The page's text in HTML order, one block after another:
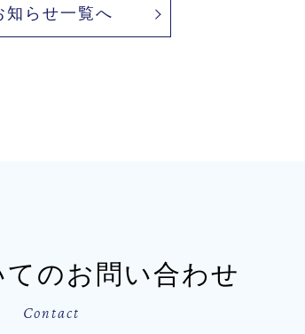
知らせ一覧へ
のお問い合わせ
Contact